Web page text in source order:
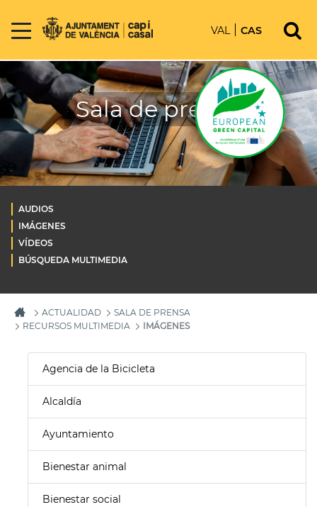
VAL CAS
Sala de prensa
AUDIOS
IMÁGENES
VÍDEOS
BÚSQUEDA MULTIMEDIA
ACTUALIDAD
SALA DE PRENSA
RECURSOS MULTIMEDIA
IMÁGENES
Agencia de la Bicicleta
Alcaldía
Ayuntamiento
Bienestar animal
Bienestar social